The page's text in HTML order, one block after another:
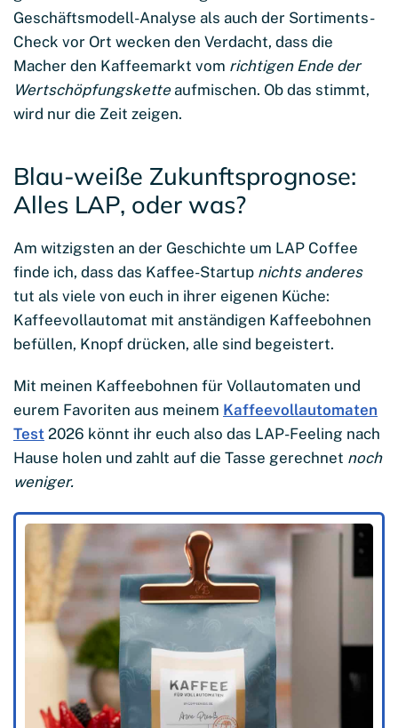
Geschäftsmodell-Analyse als auch der Sortiments-
Check vor Ort wecken den Verdacht, dass die
Macher den Kaffeemarkt vom richtigen Ende der
Wertschöpfungskette aufmischen. Ob das stimmt,
wird nur die Zeit zeigen.
Blau-weiße Zukunftsprognose:
Alles LAP, oder was?
Am witzigsten an der Geschichte um LAP Coffee
finde ich, dass das Kaffee-Startup nichts anderes
tut als viele von euch in ihrer eigenen Küche:
Kaffeevollautomat mit anständigen Kaffeebohnen
befüllen, Knopf drücken, alle sind begeistert.
Mit meinen Kaffeebohnen für Vollautomaten und
eurem Favoriten aus meinem Kaffeevollautomaten
Test 2026 könnt ihr euch also das LAP-Feeling nach
Hause holen und zahlt auf die Tasse gerechnet noch
weniger.